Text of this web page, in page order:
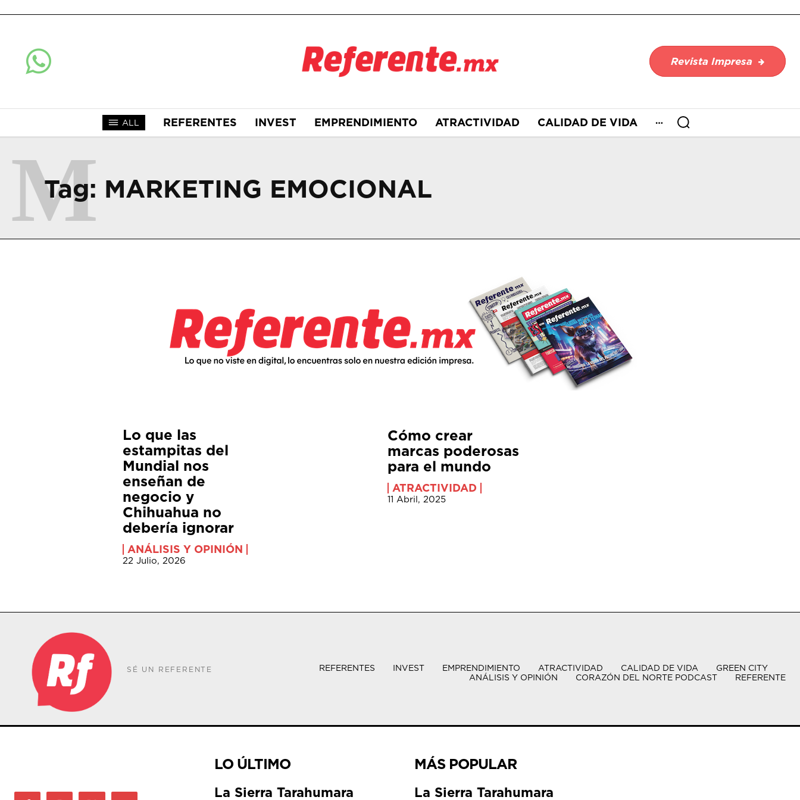
Revista Impresa
ALL REFERENTES INVEST EMPRENDIMIENTO ATRACTIVIDAD CALIDAD DE VIDA
Tag: MARKETING EMOCIONAL
M
Lo que las
estampitas del
Mundial nos
enseñan de
negocio y
Chihuahua no
debería ignorar
ANÁLISIS Y OPINIÓN
22 Julio, 2026
Cómo crear
marcas poderosas
para el mundo
ATRACTIVIDAD
11 Abril, 2025
SÉ UN REFERENTE REFERENTES INVEST EMPRENDIMIENTO ATRACTIVIDAD CALIDAD DE VIDA
GREEN CITY
ANÁLISIS Y OPINIÓN
CORAZÓN DEL NORTE PODCAST REFERENTE
LO ÚLTIMO
La Sierra Tarahumara
MÁS POPULAR
La Sierra Tarahumara